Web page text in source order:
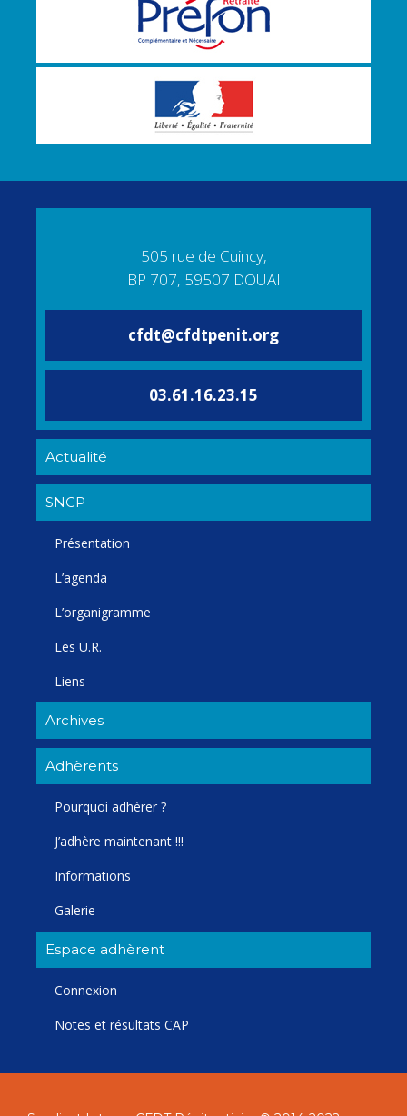
505 rue de Cuincy,
BP 707, 59507 DOUAI
cfdt@cfdtpenit.org
03.61.16.23.15
Actualité
SNCP
Présentation
L’agenda
L’organigramme
Les U.R.
Liens
Archives
Adhèrents
Pourquoi adhèrer ?
J’adhère maintenant !!!
Informations
Galerie
Espace adhèrent
Connexion
Notes et résultats CAP